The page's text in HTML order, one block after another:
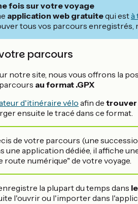
fois sur votre voyage
application web gratuitequi està
tous vos parcours enregistrés,
parcours
notre site, nous vous offrons la
au format .GPX
d'itinéraire vélo afin de trouver
ensuite le tracé dans ce format.
de votre parcours (une
une application dédiée, il affiche
route numérique" de votre voyage.
la plupart du temps dans
l'ouvrir ou l'importer dans